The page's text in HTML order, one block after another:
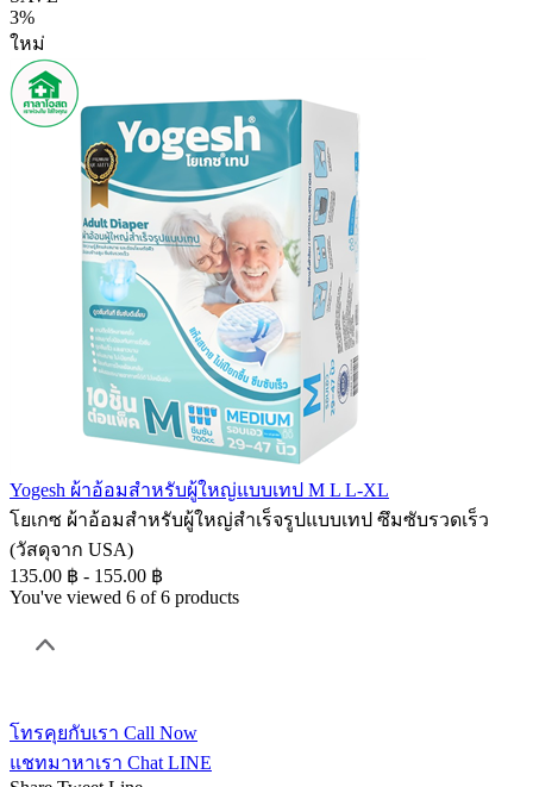
3%
ใหม่
Yogesh ผ้าอ้อมสำหรับผู้ใหญ่แบบเทป M L L-XL
โยเกซ ผ้าอ้อมสำหรับผู้ใหญ่สำเร็จรูปแบบเทป ซึมซับรวดเร็ว
(วัสดุจาก USA)
135.00 ฿ - 155.00 ฿
You've viewed 6 of 6 products
โทรคุยกับเรา Call Now
แชทมาหาเรา Chat LINE